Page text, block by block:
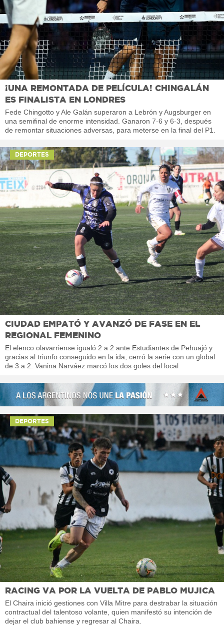
¡UNA REMONTADA DE PELÍCULA! CHINGALÁN
ES FINALISTA EN LONDRES
Fede Chingotto y Ale Galán superaron a Lebrón y Augsburger en
una semifinal de enorme intensidad. Ganaron 7-6 y 6-3, después
de remontar situaciones adversas, para meterse en la final del P1.
DEPORTES
CIUDAD EMPATÓ Y AVANZÓ DE FASE EN EL
REGIONAL FEMENINO
El elenco olavarriense igualó 2 a 2 ante Estudiantes de Pehuajó y
gracias al triunfo conseguido en la ida, cerró la serie con un global
de 3 a 2. Vanina Narváez marcó los dos goles del local
DEPORTES
RACING VA POR LA VUELTA DE PABLO MUJICA
El Chaira inició gestiones con Villa Mitre para destrabar la situación
contractual del talentoso volante, quien manifestó su intención de
dejar el club bahiense y regresar al Chaira.